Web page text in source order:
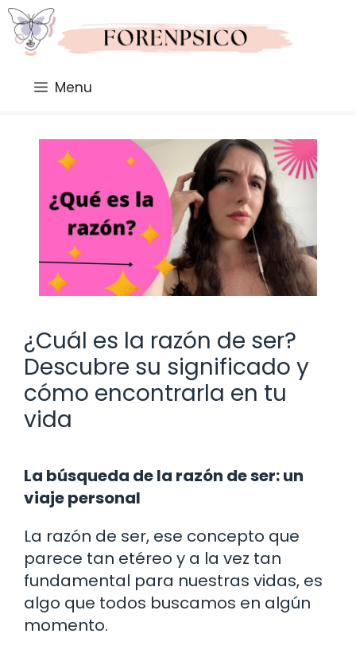
Saltar
al
contenido
Menu
¿Cuál es la razón de ser?
Descubre su significado y
cómo encontrarla en tu
vida
La búsqueda de la razón de ser: un
viaje personal
La razón de ser, ese concepto que
parece tan etéreo y a la vez tan
fundamental para nuestras vidas, es
algo que todos buscamos en algún
momento.